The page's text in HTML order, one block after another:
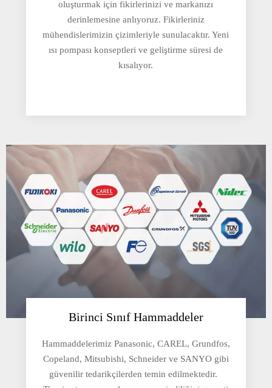
oluşturmak için fikirlerinizi ve markanızı
derinlemesine anlıyoruz. Fikirleriniz
mühendislerimizin çizimleriyle sunulacaktır. Yeni
ısı pompası konseptleri ve geliştirme süresi de
kısalıyor.​​​​​​​
Birinci Sınıf Hammaddeler
Hammaddelerimiz Panasonic, CAREL, Grundfos,
Copeland, Mitsubishi, Schneider ve SANYO gibi
güvenilir tedarikçilerden temin edilmektedir.